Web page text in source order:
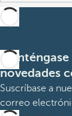
novedades
Suscríbase a
correo